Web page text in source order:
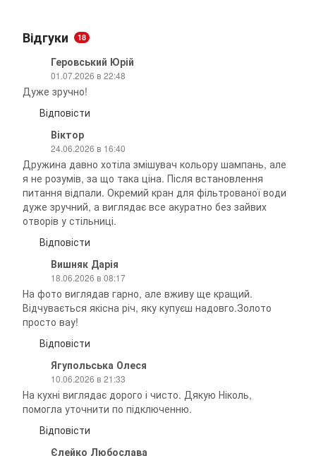
Відгуки 18
Геровський Юрій
01.07.2026 в 22:48
Дуже зручно!
Відповісти
Віктор
24.06.2026 в 16:40
Дружина давно хотіла змішувач кольору шампань, але
я не розумів, за що така ціна. Після встановлення
питання відпали. Окремий кран для фільтрованої води
дуже зручний, а виглядає все акуратно без зайвих
отворів у стільниці.
Відповісти
Вишняк Дарія
18.06.2026 в 08:17
На фото виглядав гарно, але вживу ще кращий.
Відчувається якісна річ, яку купуєш надовго.Золото
просто вау!
Відповісти
Ягупольська Олеся
10.06.2026 в 21:33
На кухні виглядає дорого і чисто. Дякую Ніколь,
помогла уточнити по підключенню.
Відповісти
Єлейко Любослава